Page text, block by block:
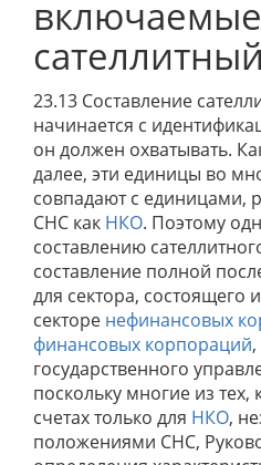
23.13 Составление
начинается с
он должен охватывать.
далее, эти единицы во
совпадают с единицами,
СНС как НКО. Поэтому
составлению
составление полной
для сектора, состоящего
секторе нефинансовых
финансовых корпораций
государственного
поскольку многие из тех,
счетах только для НКО,
положениями СНС,